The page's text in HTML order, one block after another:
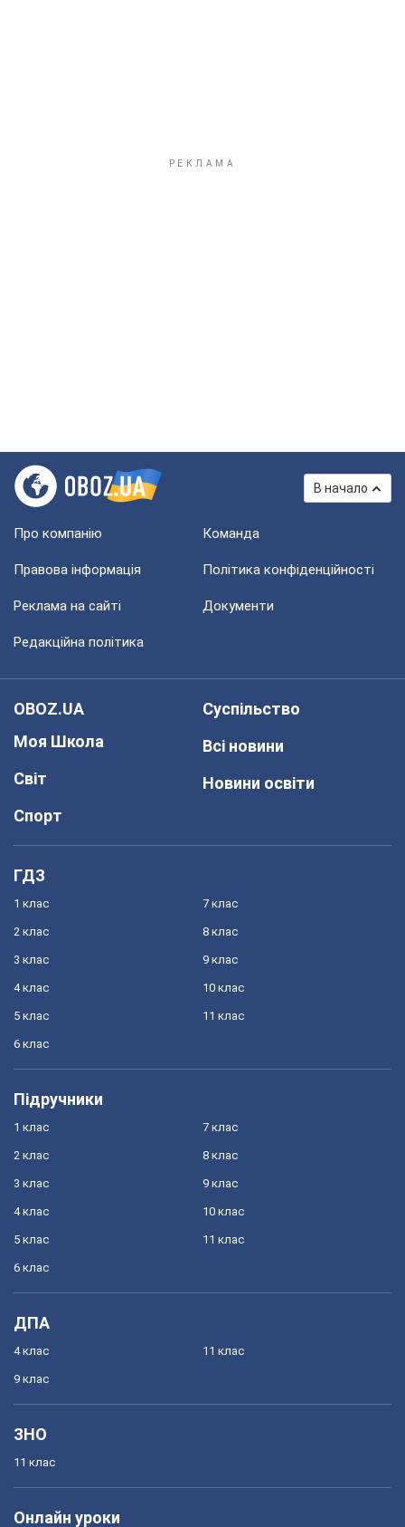
В начало
Про компанію Команда
Правова інформація Політика конфіденційності
Реклама на сайті Документи
Редакційна політика
OBOZ.UA
Моя Школа
Світ
Спорт
Суспільство
Всі новини
Новини освіти
ГДЗ
1 клас
2 клас
3 клас
4 клас
5 клас
6 клас
7 клас
8 клас
9 клас
10 клас
11 клас
Підручники
1 клас
2 клас
3 клас
4 клас
5 клас
6 клас
7 клас
8 клас
9 клас
10 клас
11 клас
ДПА
4 клас
9 клас
11 клас
ЗНО
11 клас
Онлайн уроки